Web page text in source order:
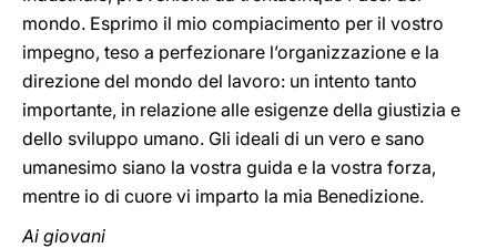
mondo. Esprimo il mio compiacimento per il vostro
impegno, teso a perfezionare l’organizzazione e la
direzione del mondo del lavoro: un intento tanto
importante, in relazione alle esigenze della giustizia e
dello sviluppo umano. Gli ideali di un vero e sano
umanesimo siano la vostra guida e la vostra forza,
mentre io di cuore vi imparto la mia Benedizione.
Ai giovani